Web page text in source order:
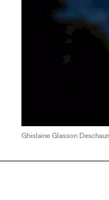
Ghislaine Glasson